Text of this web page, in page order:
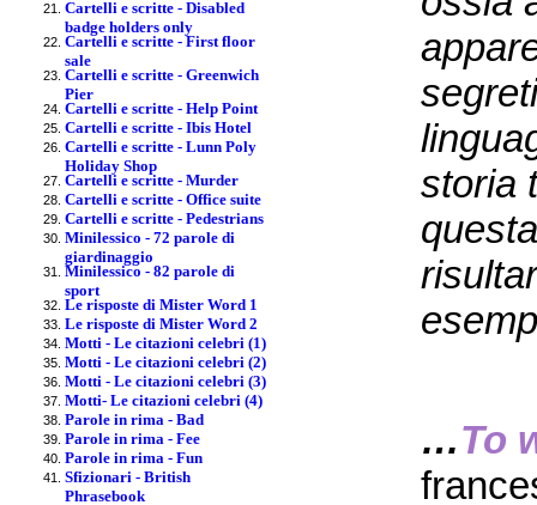
Cartelli e scritte - Disabled
badge holders only
Cartelli e scritte - First floor
sale
Cartelli e scritte - Greenwich
Pier
Cartelli e scritte - Help Point
Cartelli e scritte - Ibis Hotel
Cartelli e scritte - Lunn Poly
Holiday Shop
Cartelli e scritte - Murder
Cartelli e scritte - Office suite
Cartelli e scritte - Pedestrians
Minilessico - 72 parole di
giardinaggio
Minilessico - 82 parole di
sport
Le risposte di Mister Word 1
Le risposte di Mister Word 2
Motti - Le citazioni celebri (1)
Motti - Le citazioni celebri (2)
Motti - Le citazioni celebri (3)
Motti- Le citazioni celebri (4)
Parole in rima - Bad
Parole in rima - Fee
Parole in rima - Fun
Sfizionari - British
Phrasebook
storia
…To